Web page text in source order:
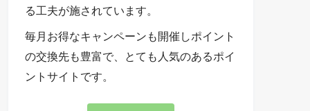
る工夫が施されています。
毎月お得なキャンペーンも開催しポイント
の交換先も豊富で、とても人気のあるポイ
ントサイトです。